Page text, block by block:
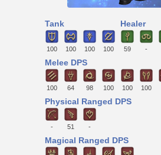
Tank
100 100 100 100
Healer
59 -
Melee DPS
100 64 98 100 100 100
Physical Ranged DPS
- 51 -
Magical Ranged DPS